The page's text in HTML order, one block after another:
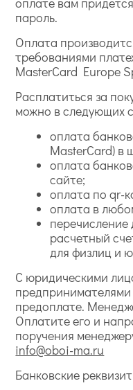
пароль.
Оплата
требованиями
MasterCard Europe
Расплатиться за
можно в следующих
оплата
MasterCard) в
оплата
сайте;
оплата по qr-
оплата в
расчетный
для физлиц и
С юридическими
предоплате.
Оплатите его и
поручения
info@oboi-ma.ru
Банковские